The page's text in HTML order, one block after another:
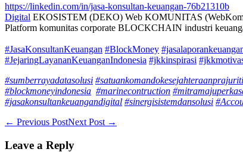
https://linkedin.com/in/jasa-konsultan-keuangan-76b21310b
Digital EKOSISTEM (DEKO) Web KOMUNITAS
Platform komunitas corporate BLOCKCHAIN industri
#JasaKonsultanKeuangan #BlockMoney
#JejaringLayananKeuanganIndonesia #jkkinspirasi
#sumberrayadatasolusi
#blockmoneyindonesia #marinecontruction
#jasakonsultankeuangandigital #sinergisistemdansolusi
Post
← Previous PostNext Post →
Leave a Reply